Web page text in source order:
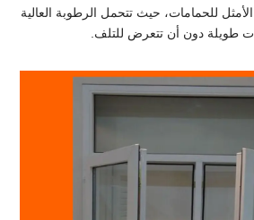
الأمثل للحمامات، حيث تتحمل الرطوبة العالية
طويلة دون أن تتعرض للتلف.